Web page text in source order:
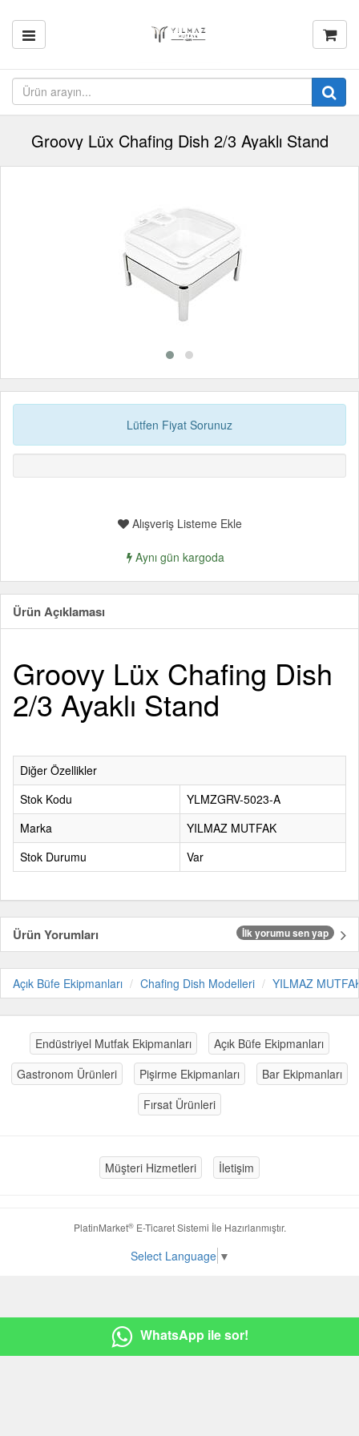
WhatsApp ile sor!
Groovy Lüx Chafing Dish 2/3 Ayaklı Stand
Lütfen Fiyat Sorunuz
Alışveriş Listeme Ekle
Aynı gün kargoda
Ürün Açıklaması
Groovy Lüx Chafing Dish
2/3 Ayaklı Stand
Diğer Özellikler
Stok Kodu
YLMZGRV-5023-A
Marka
YILMAZ MUTFAK
Stok Durumu
Var
Ürün Yorumları İlk yorumu sen yap
Açık Büfe Ekipmanları Chafing Dish Modelleri YILMAZ
Endüstriyel Mutfak Ekipmanları
Açık Büfe Ekipmanları
Gastronom Ürünleri
Pişirme Ekipmanları
Bar Ekipmanları
Fırsat Ürünleri
Müşteri Hizmetleri İletişim
PlatinMarket®E-Ticaret Sistemi İle Hazırlanmıştır.
Select Language ▼